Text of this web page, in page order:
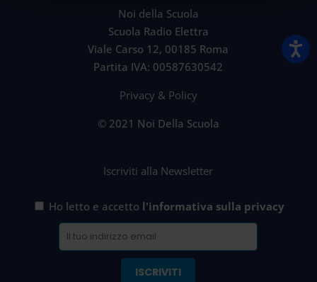
Noi della Scuola
Scuola Radio Elettra
Viale Carso 12, 00185 Roma
Partita IVA: 00587630542
Privacy & Policy
© 2021 Noi Della Scuola
Iscriviti alla Newsletter
Ho letto e accetto l'informativa sulla privacy